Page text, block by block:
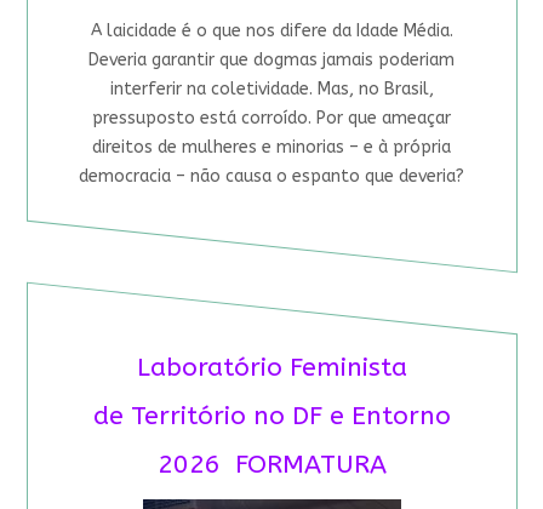
A laicidade é o que nos difere da Idade Média.
Deveria garantir que dogmas jamais poderiam
interferir na coletividade. Mas, no Brasil,
pressuposto está corroído. Por que ameaçar
direitos de mulheres e minorias – e à própria
democracia – não causa o espanto que deveria?
Laboratório Feminista
de Território no DF e Entorno
2026 FORMATURA